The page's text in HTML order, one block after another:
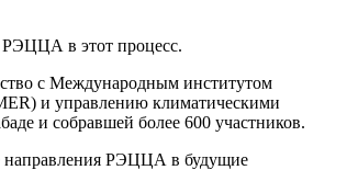
РЭЦЦА в этот процесс.
с Международным институтом
и управлению климатическими
и собравшей более 600 участников.
направления РЭЦЦА в будущие